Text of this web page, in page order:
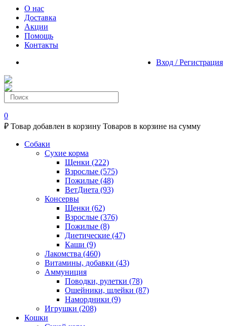
О нас
Доставка
Акции
Помощь
Контакты
Вход / Регистрация
0
₽ Товар добавлен в корзину Товаров в корзине на сумму
Собаки
Сухие корма
Щенки (222)
Взрослые (575)
Пожилые (48)
ВетДиета (93)
Консервы
Щенки (62)
Взрослые (376)
Пожилые (8)
Диетические (47)
Каши (9)
Лакомства (460)
Витамины, добавки (43)
Аммуниция
Поводки, рулетки (78)
Ошейники, шлейки (87)
Намордники (9)
Игрушки (208)
Кошки